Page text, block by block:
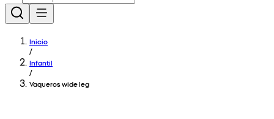
Inicio
/
Infantil
/
Vaqueros wide leg